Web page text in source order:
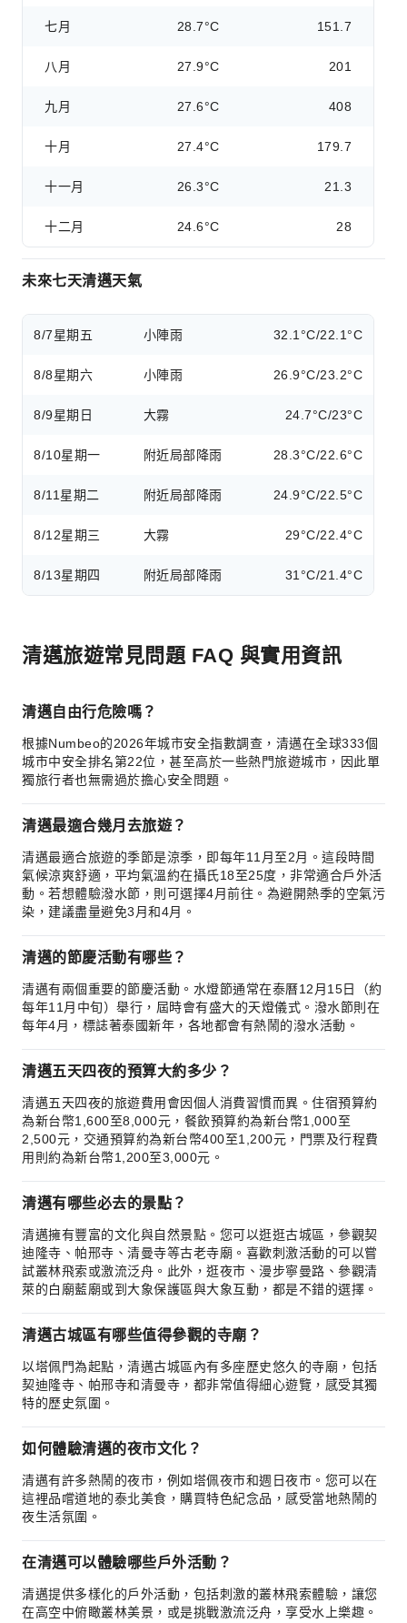
七月 28.7°C 151.7
八月 27.9°C 201
九月 27.6°C 408
十月 27.4°C 179.7
十一月 26.3°C 21.3
十二月 24.6°C 28
未來七天清邁天氣
8/7星期五 小陣雨 32.1°C/22.1°C
8/8星期六 小陣雨 26.9°C/23.2°C
8/9星期日 大霧 24.7°C/23°C
8/10星期一 附近局部降雨 28.3°C/22.6°C
8/11 星期二 附近局部降雨 24.9°C/22.5°C
8/12星期三 大霧 29°C/22.4°C
8/13星期四 附近局部降雨 31°C/21.4°C
清邁旅遊常見問題 FAQ 與實用資訊
清邁自由行危險嗎？
根據Numbeo的2026年城市安全指數調查，清邁在全球333個
城市中安全排名第22位，甚至高於一些熱門旅遊城市，因此單
獨旅行者也無需過於擔心安全問題。
清邁最適合幾月去旅遊？
清邁最適合旅遊的季節是涼季，即每年11月至2月。這段時間
氣候涼爽舒適，平均氣溫約在攝氏18至25度，非常適合戶外活
動。若想體驗潑水節，則可選擇4月前往。為避開熱季的空氣污
染，建議盡量避免3月和4月。
清邁的節慶活動有哪些？
清邁有兩個重要的節慶活動。水燈節通常在泰曆12月15日（約
每年11月中旬）舉行，屆時會有盛大的天燈儀式。潑水節則在
每年4月，標誌著泰國新年，各地都會有熱鬧的潑水活動。
清邁五天四夜的預算大約多少？
清邁五天四夜的旅遊費用會因個人消費習慣而異。住宿預算約
為新台幣1,600至8,000元，餐飲預算約為新台幣1,000至
2,500元，交通預算約為新台幣400至1,200元，門票及行程費
用則約為新台幣1,200至3,000元。
清邁有哪些必去的景點？
清邁擁有豐富的文化與自然景點。您可以逛逛古城區，參觀契
迪隆寺、帕邢寺、清曼寺等古老寺廟。喜歡刺激活動的可以嘗
試叢林飛索或激流泛舟。此外，逛夜市、漫步寧曼路、參觀清
萊的白廟藍廟或到大象保護區與大象互動，都是不錯的選擇。
清邁古城區有哪些值得參觀的寺廟？
以塔佩門為起點，清邁古城區內有多座歷史悠久的寺廟，包括
契迪隆寺、帕邢寺和清曼寺，都非常值得細心遊覽，感受其獨
特的歷史氛圍。
如何體驗清邁的夜市文化？
清邁有許多熱鬧的夜市，例如塔佩夜市和週日夜市。您可以在
這裡品嚐道地的泰北美食，購買特色紀念品，感受當地熱鬧的
夜生活氛圍。
在清邁可以體驗哪些戶外活動？
清邁提供多樣化的戶外活動，包括刺激的叢林飛索體驗，讓您
在高空中俯瞰叢林美景，或是挑戰激流泛舟，享受水上樂趣。